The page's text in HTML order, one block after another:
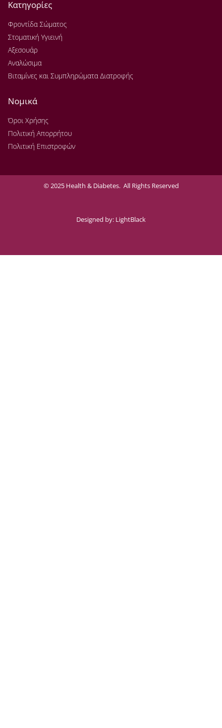
Κατηγορίες
Φροντίδα Σώματος
Στοματική Υγιεινή
Αξεσουάρ
Αναλώσιμα
Βιταμίνες και Συμπληρώματα Διατροφής
Νομικά
Όροι Χρήσης
Πολιτική Απορρήτου
Πολιτική Επιστροφών
© 2025 Health & Diabetes. All Rights Reserved
Designed by: LightBlack